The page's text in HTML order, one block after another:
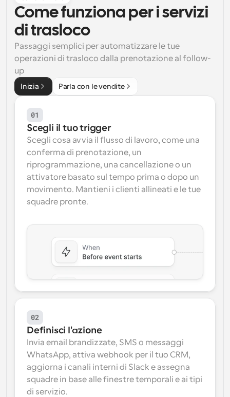
Programmazione potenziata con chiamate
Flussi di lavoro
Automatizzare la pianificazione e i promemoria
Blog
Rimani aggiornato con le ultime notizie e aggiornamenti
Riunioni Instantanee
Link di Gruppo Dinamico
Prenota senza sforzo riunioni con più persone
Webhook
Ricevi una notifica quando succede qualcosa
Come funziona per i servizi
di trasloco
Passaggi semplici per automatizzare le tue
operazioni di trasloco dalla prenotazione al follow-
up
Inizia Parla con le vendite
01
Scegli il tuo trigger
Scegli cosa avvia il flusso di lavoro, come una
conferma di prenotazione, un
riprogrammazione, una cancellazione o un
attivatore basato sul tempo prima o dopo un
movimento. Mantieni i clienti allineati e le tue
squadre pronte.
02
Definisci l'azione
Invia email brandizzate, SMS o messaggi
WhatsApp, attiva webhook per il tuo CRM,
aggiorna i canali interni di Slack e assegna
squadre in base alle finestre temporali e ai tipi
di servizio.